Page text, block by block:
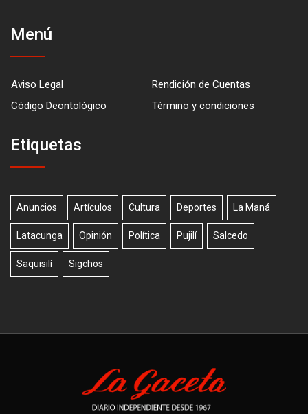
Menú
Aviso Legal
Rendición de Cuentas
Código Deontológico
Término y condiciones
Etiquetas
Anuncios Artículos Cultura Deportes La Maná
Latacunga Opinión Política Pujilí Salcedo
Saquisilí Sigchos